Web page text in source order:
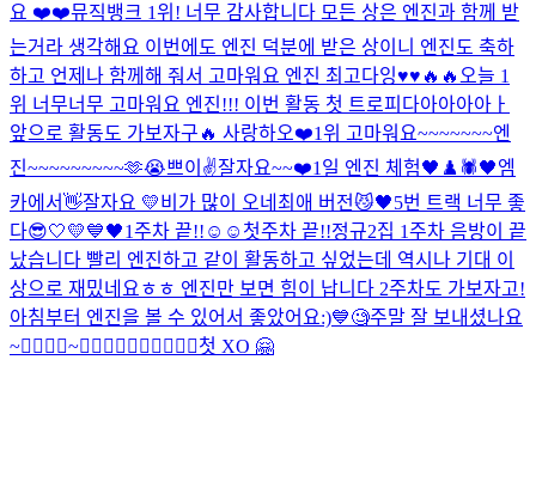
요 ❤️❤️뮤직뱅크 1위! 너무 감사합니다 모든 상은 엔진과 함께 받
는거라 생각해요 이번에도 엔진 덕분에 받은 상이니 엔진도 축하
하고 언제나 함께해 줘서 고마워요 엔진 최고다잉♥️♥️🔥🔥 오늘 1
위 너무너무 고마워요 엔진!!! 이번 활동 첫 트로피다아아아아ㅏ
앞으로 활동도 가보자구🔥 사랑하오❤️1위 고마워요~~~~~~~엔
진~~~~~~~~~🫶😭쁘이✌️잘자요~~❤️1일 엔진 체험🖤♟️🕷🖤엠
카에서👋잘자요 💛비가 많이 오네 최애 버전😼🖤5번 트랙 너무 좋
다😎🤍💛💙🖤1주차 끝!!☺️☺️ 첫주차 끝!!정규2집 1주차 음방이 끝
났습니다 빨리 엔진하고 같이 활동하고 싶었는데 역시나 기대 이
상으로 재밌네요ㅎㅎ 엔진만 보면 힘이 납니다 2주차도 가보자고!
아침부터 엔진을 볼 수 있어서 좋았어요:)💙🧐주말 잘 보내셨나요
~🙅‍♂️🙆‍♂️~🙆‍♂️🙆‍♂️🙆‍♂️🙆‍♂️🙆‍♂️첫 XO 🤗